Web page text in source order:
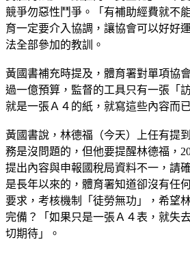
競爭勿惡性鬥爭。「有補助經費就不
育一定要介入協調，讓協會可以好好
法全部參加的教訓。
黃國書補充時提及，體育署對單項協
過一億預算，監督的工具只有一張「
就是一張Ａ４的紙，就寫這些內容而
黃國書說，林德福（今天）上任有提
務是沒問題的，但他要提醒林德福，
提出內容與申報國稅局資料不一，請
是長年以來的，體育署知道卻沒有任
要求，考核機制「徒勞無功」，希望
完備？「如果只是一張Ａ４表，就失
切期待」。